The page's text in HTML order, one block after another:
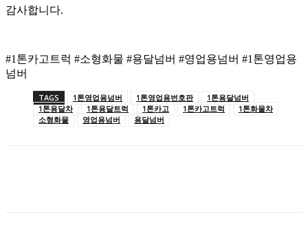
감사합니다.
#1톤카고트럭 #소형화물 #용달넘버 #영업용넘버 #1톤영업용
넘버
TAGS 1톤영업용넘버 1톤영업용번호판
1톤용달넘버
1톤용달차
1톤용달트럭 1톤카고 1톤카고트럭
1톤화물차
소형화물
영업용넘버 용달넘버